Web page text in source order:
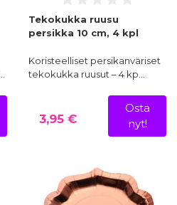
Tekokukka ruusu
persikka 10 cm, 4 kpl
Koristeelliset persikanväriset
tekokukka ruusut – 4 kp…
3,95 €
Osta
nyt!